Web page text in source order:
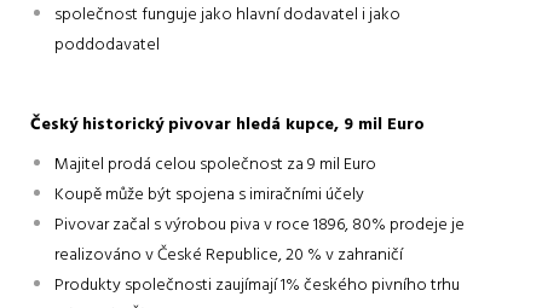
společnost funguje jako hlavní dodavatel i jako
poddodavatel
Český historický pivovar hledá kupce, 9 mil Euro
Majitel prodá celou společnost za 9 mil Euro
Koupě může být spojena s imiračními účely
Pivovar začal s výrobou piva v roce 1896, 80% prodeje je
realizováno v České Republice, 20 % v zahraničí
Produkty společnosti zaujímají 1% českého pivního trhu